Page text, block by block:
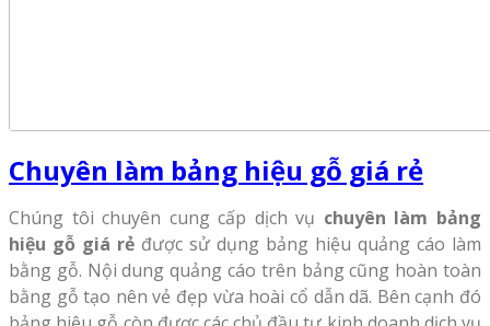
Chuyên làm bảng hiệu gỗ giá rẻ
Chúng tôi chuyên cung cấp dịch vụ chuyên làm bảng
hiệu gỗ giá rẻ được sử dụng bảng hiệu quảng cáo làm
bằng gỗ. Nội dung quảng cáo trên bảng cũng hoàn toàn
bằng gỗ tạo nên vẻ đẹp vừa hoài cổ dẫn dã. Bên cạnh đó